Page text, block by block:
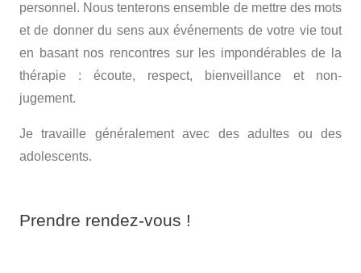
personnel. Nous tenterons ensemble de mettre des mots
et de donner du sens aux événements de votre vie tout
en basant nos rencontres sur les impondérables de la
thérapie : écoute, respect, bienveillance et non-
jugement.
Je travaille généralement avec des adultes ou des
adolescents.
Prendre rendez-vous !